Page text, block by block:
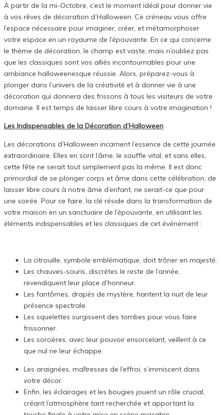
À partir de la mi-Octobre, c’est le moment idéal pour donner vie
à vos rêves de décoration d’Halloween. Ce créneau vous offre
l’espace nécessaire pour imaginer, créer, et métamorphoser
votre espace en un royaume de l’épouvante. En ce qui concerne
le thème de décoration, le champ est vaste, mais n’oubliez pas
que les classiques sont vos alliés incontournables pour une
ambiance halloweenesque réussie. Alors, préparez-vous à
plonger dans l’univers de la créativité et à donner vie à une
décoration qui donnera des frissons à tous les visiteurs de votre
domaine. Il est temps de laisser libre cours à votre imagination !
Les Indispensables de la Décoration d’Halloween
Les décorations d’Halloween incarnent l’essence de cette journée
extraordinaire. Elles en sont l’âme, le souffle vital, et sans elles,
cette fête ne serait tout simplement pas la même. Il est donc
primordial de se plonger corps et âme dans cette célébration, de
laisser libre cours à notre âme d’enfant, ne serait-ce que pour
une soirée. Pour ce faire, la clé réside dans la transformation de
votre maison en un sanctuaire de l’épouvante, en utilisant les
éléments indispensables et les classiques de cet événement :
La citrouille, symbole emblématique, doit trôner en majesté.
Les chauves-souris, discrètes le reste de l’année,
revendiquent leur place d’honneur.
Les fantômes, drapés de mystère, hantent la nuit de leur
présence spectrale.
Les squelettes surgissent des tombes pour vous faire
frissonner.
Les sorcières, avec leur pouvoir ensorcelant, veillent à ce
que nul ne leur échappe.
Les araignées, maîtresses de l’effroi, s’immiscent dans
votre décor.
Enfin, les éclairages et les bougies jouent un rôle crucial,
créant l’atmosphère tant recherchée et apportant la